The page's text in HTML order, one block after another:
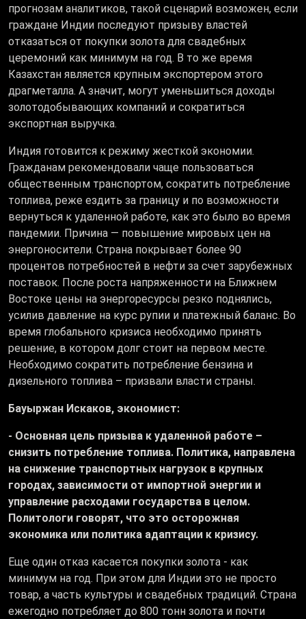
прогнозам аналитиков, такой сценарий возможен, если
граждане Индии последуют призыву властей
отказаться от покупки золота для свадебных
церемоний как минимум на год. В то же время
Казахстан является крупным экспортером этого
драгметалла. А значит, могут уменьшиться доходы
золотодобывающих компаний и сократиться
экспортная выручка.
Индия готовится к режиму жесткой экономии.
Гражданам рекомендовали чаще пользоваться
общественным транспортом, сократить потребление
топлива, реже ездить за границу и по возможности
вернуться к удаленной работе, как это было во время
пандемии. Причина — повышение мировых цен на
энергоносители. Страна покрывает более 90
процентов потребностей в нефти за счет зарубежных
поставок. После роста напряженности на Ближнем
Востоке цены на энергоресурсы резко поднялись,
усилив давление на курс рупии и платежный баланс. Во
время глобального кризиса необходимо принять
решение, в котором долг стоит на первом месте.
Необходимо сократить потребление бензина и
дизельного топлива – призвали власти страны.
Бауыржан Искаков, экономист:
- Основная цель призыва к удаленной работе –
снизить потребление топлива. Политика, направлена
на снижение транспортных нагрузок в крупных
городах, зависимости от импортной энергии и
управление расходами государства в целом.
Политологи говорят, что это осторожная
экономика или политика адаптации к кризису.
Еще один отказ касается покупки золота - как
минимум на год. При этом для Индии это не просто
товар, а часть культуры и свадебных традиций. Страна
ежегодно потребляет до 800 тонн золота и почти